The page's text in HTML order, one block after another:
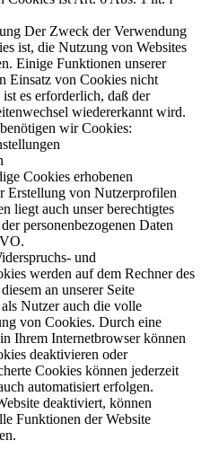
Der Zweck der Verwendung
ist, die Nutzung von Websites
Einige Funktionen unserer
Einsatz von Cookies nicht
es erforderlich, daß der
wiedererkannt wird.
wir Cookies:
Cookies erhobenen
Erstellung von Nutzerprofilen
liegt auch unser berechtigtes
personenbezogenen Daten
und
werden auf dem Rechner des
an unserer Seite
Nutzer auch die volle
von Cookies. Durch eine
Ihrem Internetbrowser können
deaktivieren oder
Cookies können jederzeit
automatisiert erfolgen.
deaktiviert, können
Funktionen der Website